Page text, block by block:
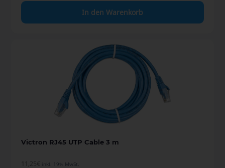
In den Warenkorb
Victron RJ45 UTP Cable 3 m
11,25€ inkl. 19% MwSt.